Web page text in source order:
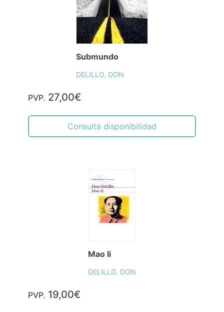
Submundo
DELILLO, DON
PVP. 27,00€
Consulta disponibilidad
Mao Ii
DELILLO, DON
PVP. 19,00€